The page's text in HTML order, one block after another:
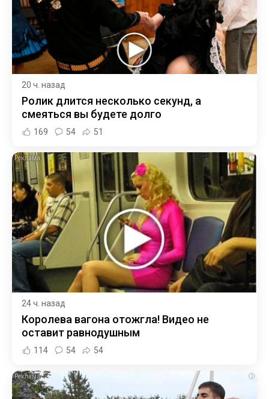
20 ч. назад
Ролик длится несколько секунд, а
смеяться вы будете долго
169 54 51
i
24 ч. назад
Королева вагона отожгла! Видео не
оставит равнодушным
114 54 54
i